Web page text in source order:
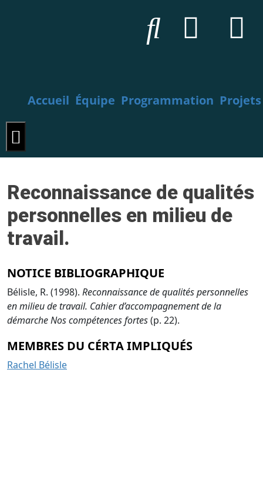
Accueil Équipe Programmation Projets
Hamburger Toggle Menu
Reconnaissance de qualités
personnelles en milieu de
travail.
NOTICE BIBLIOGRAPHIQUE
Bélisle, R. (1998). Reconnaissance de qualités personnelles
en milieu de travail. Cahier d’accompagnement de la
démarche Nos compétences fortes(p. 22).
MEMBRES DU CÉRTA IMPLIQUÉS
Rachel Bélisle